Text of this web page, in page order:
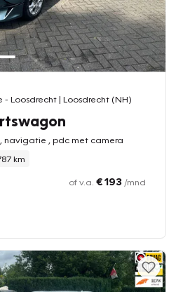
- Loosdrecht| Loosdrecht (NH)
, navigatie , pdc met camera
km
of v.a. € 193 /mnd